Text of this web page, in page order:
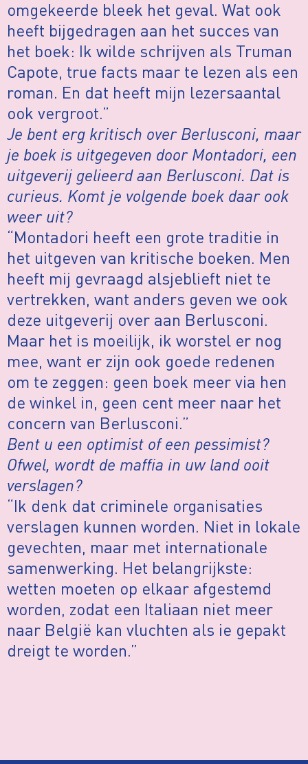
omgekeerde bleek het geval. Wat ook
heeft bijgedragen aan het succes van
het boek: Ik wilde schrijven als Truman
Capote, true facts maar te lezen als een
roman. En dat heeft mijn lezersaantal
ook vergroot.”
Je bent erg kritisch over Berlusconi, maar
je boek is uitgegeven door Montadori, een
uitgeverij gelieerd aan Berlusconi. Dat is
curieus. Komt je volgende boek daar ook
weer uit?
“Montadori heeft een grote traditie in
het uitgeven van kritische boeken. Men
heeft mij gevraagd alsjeblieft niet te
vertrekken, want anders geven we ook
deze uitgeverij over aan Berlusconi.
Maar het is moeilijk, ik worstel er nog
mee, want er zijn ook goede redenen
om te zeggen: geen boek meer via hen
de winkel in, geen cent meer naar het
concern van Berlusconi.”
Bent u een optimist of een pessimist?
Ofwel, wordt de maffia in uw land ooit
verslagen?
“Ik denk dat criminele organisaties
verslagen kunnen worden. Niet in lokale
gevechten, maar met internationale
samenwerking. Het belangrijkste:
wetten moeten op elkaar afgestemd
worden, zodat een Italiaan niet meer
naar België kan vluchten als ie gepakt
dreigt te worden.”